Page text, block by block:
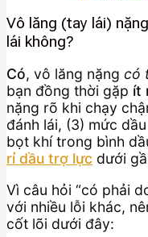
Vô lăng (tay lái)
lái không?
Có, vô lăng nặng có
bạn đồng thời gặp ít
nặng rõ khi chạy
đánh lái, (3) mức
bọt khí trong bình
rỉ dầu trợ lực dưới
Vì câu hỏi “có phải
với nhiều lỗi khác,
cốt lõi dưới đây: